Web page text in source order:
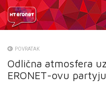
O NAMA
POVRATAK
Odlična atmosfera
ERONET-ovu partyju